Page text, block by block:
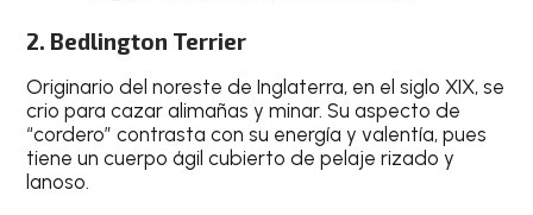
2. Bedlington Terrier
Originario del noreste de Inglaterra, en el siglo XIX, se
crio para cazar alimañas y minar. Su aspecto de
“cordero” contrasta con su energía y valentía, pues
tiene un cuerpo ágil cubierto de pelaje rizado y
lanoso.